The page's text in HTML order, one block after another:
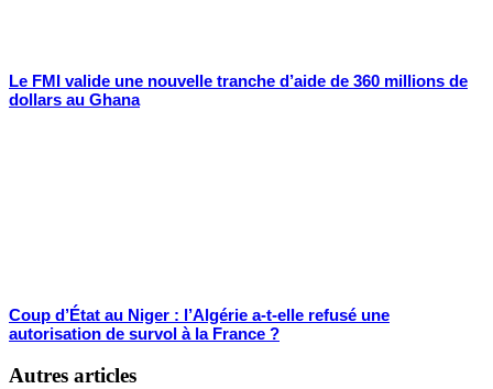
Le FMI valide une nouvelle tranche d’aide de 360 millions de
dollars au Ghana
Coup d’État au Niger : l’Algérie a-t-elle refusé une
autorisation de survol à la France ?
Autres articles